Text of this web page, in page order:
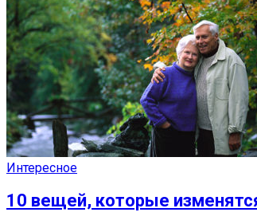
Интересное
10 вещей, которые